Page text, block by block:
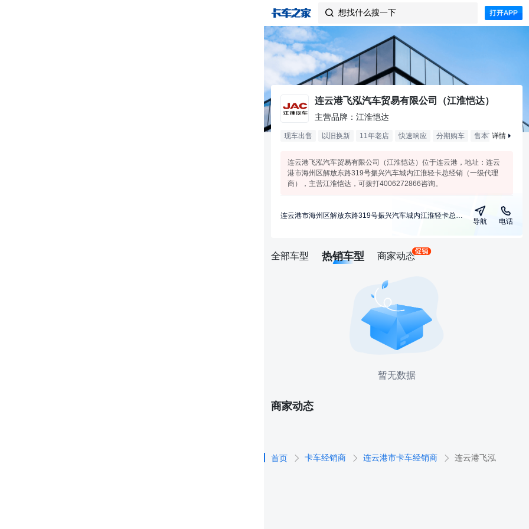
 想找什么搜一下
连云港飞泓汽车贸易有限公司（江淮恺达）
主营品牌：江淮恺达
现车出售 以旧换新 11年老店 快速响应 分期购车 售本市 支持挂靠
详情
连云港飞泓汽车贸易有限公司（江淮恺达）位于连云港，地址：连云
港市海州区解放东路319号振兴汽车城内江淮轻卡总经销（一级代理
商），主营江淮恺达，可拨打4006272866咨询。
连云港市海州区解放东路319号振兴汽车城内江淮轻卡总经销（一级代理商）
导航 电话
全部车型 热销车型 商家动态
暂无数据
商家动态
首页 卡车经销商 连云港市卡车经销商 连云港飞泓